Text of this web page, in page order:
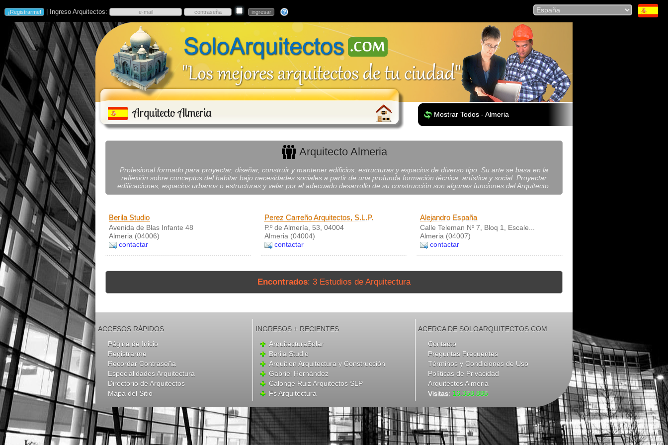
| Ingreso Arquitectos:
Arquitecto Almeria Mostrar Todos - Almeria
Arquitecto Almeria
Profesional formado para proyectar, diseñar, construir y mantener edificios, estructuras y espacios de diverso tipo. Su arte se basa en la
reflexión sobre conceptos del habitar bajo necesidades sociales a partir de una profunda formación técnica, artística y social. Proyectar
edificaciones, espacios urbanos o estructuras y velar por el adecuado desarrollo de su construcción son algunas funciones del Arquitecto.
Berila Studio
Avenida de Blas Infante 48
Almeria (04006)
contactar
Perez Carreño Arquitectos, S.L.P.
P.º de Almería, 53, 04004
Almeria (04004)
contactar
Alejandro España
Calle Teleman Nº 7, Bloq 1, Escale...
Almeria (04007)
contactar
Encontrados: 3 Estudios de Arquitectura
ACCESOS RÁPIDOS
Página de Inicio
Registrarme
Recordar Contraseña
Especialidades Arquitectura
Directorio de Arquitectos
Mapa del Sitio
INGRESOS + RECIENTES
ArquitecturaSolar
Berila Studio
Arquition Arquitectura y Construcción
Gabriel Hernández
Calonge Ruiz Arquitectos SLP
Fs Arquitectura
ACERCA DE SOLOARQUITECTOS.COM
Contacto
Preguntas Frecuentes
Términos y Condiciones de Uso
Políticas de Privacidad
Arquitectos Almeria
Visitas: 16.358.885